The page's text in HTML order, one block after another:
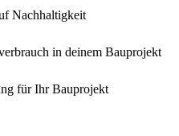
Nachhaltigkeit
in deinem Bauprojekt
für Ihr Bauprojekt